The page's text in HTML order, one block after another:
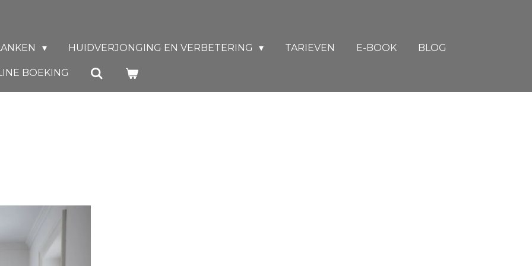
HUIDVERJONGING EN VERBETERING TARIEVEN E-BOOK BLOG
BOEKING